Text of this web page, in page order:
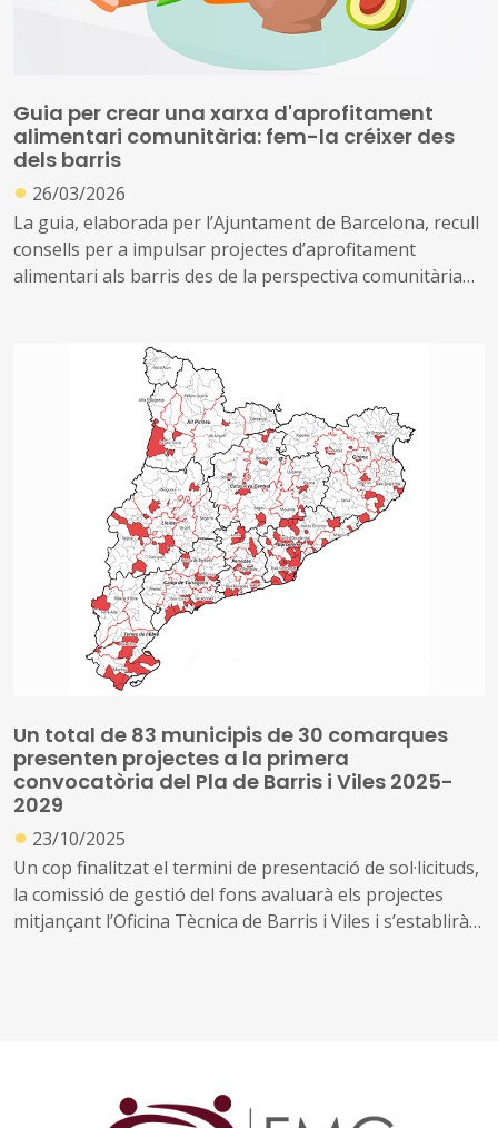
Guia per crear una xarxa d'aprofitament
alimentari comunitària: fem-la créixer des
dels barris
● 26/03/2026
La guia, elaborada per l’Ajuntament de Barcelona, recull
consells per a impulsar projectes d’aprofitament
alimentari als barris des de la perspectiva comunitària
de seguretat alimentària
Un total de 83 municipis de 30 comarques
presenten projectes a la primera
convocatòria del Pla de Barris i Viles 2025-
2029
● 23/10/2025
Un cop finalitzat el termini de presentació de sol·licituds,
la comissió de gestió del fons avaluarà els projectes
mitjançant l’Oficina Tècnica de Barris i Viles i s’establirà